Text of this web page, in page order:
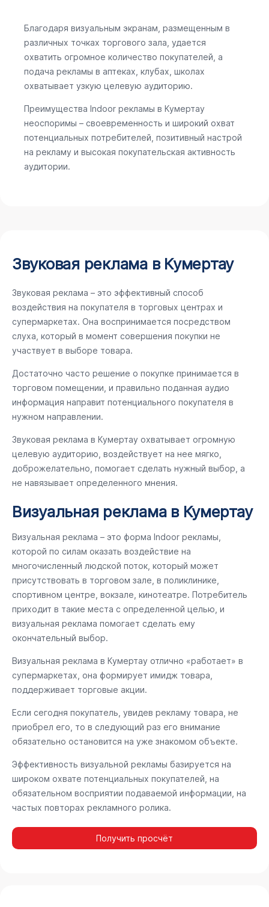
Indoor рекламы.
Благодаря визуальным экранам, размещенным в
различных точках торгового зала, удается
охватить огромное количество покупателей, а
подача рекламы в аптеках, клубах, школах
охватывает узкую целевую аудиторию.
Преимущества Indoor рекламы в Кумертау
неоспоримы – своевременность и широкий охват
потенциальных потребителей, позитивный настрой
на рекламу и высокая покупательская активность
аудитории.
Звуковая реклама в Кумертау
Звуковая реклама – это эффективный способ
воздействия на покупателя в торговых центрах и
супермаркетах. Она воспринимается посредством
слуха, который в момент совершения покупки не
участвует в выборе товара.
Достаточно часто решение о покупке принимается в
торговом помещении, и правильно поданная аудио
информация направит потенциального покупателя в
нужном направлении.
Звуковая реклама в Кумертау охватывает огромную
целевую аудиторию, воздействует на нее мягко,
доброжелательно, помогает сделать нужный выбор, а
не навязывает определенного мнения.
Визуальная реклама в Кумертау
Визуальная реклама – это форма Indoor рекламы,
которой по силам оказать воздействие на
многочисленный людской поток, который может
присутствовать в торговом зале, в поликлинике,
спортивном центре, вокзале, кинотеатре. Потребитель
приходит в такие места с определенной целью, и
визуальная реклама помогает сделать ему
окончательный выбор.
Визуальная реклама в Кумертау отлично «работает» в
супермаркетах, она формирует имидж товара,
поддерживает торговые акции.
Если сегодня покупатель, увидев рекламу товара, не
приобрел его, то в следующий раз его внимание
обязательно остановится на уже знакомом объекте.
Эффективность визуальной рекламы базируется на
широком охвате потенциальных покупателей, на
обязательном восприятии подаваемой информации, на
частых повторах рекламного ролика.
Получить просчёт